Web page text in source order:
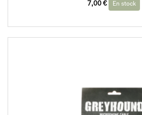
7,00 € En stock